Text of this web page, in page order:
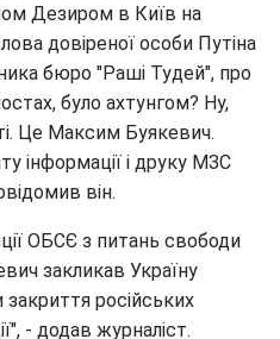
Дезиром в Київ на
довіреної особи Путіна
бюро "Раші Тудей", про
було ахтунгом? Ну,
Це Максим Буякевич.
інформації і друку МЗС
він.
ОБСЄ з питань свободи
закликав Україну
російських
- додав журналіст.